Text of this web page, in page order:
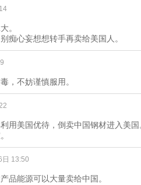
。
痴心妄想想转手再卖给美国人。
，不妨谨慎服用。
用美国优待，倒卖中国钢材进入美
13:50
品能源可以大量卖给中国。